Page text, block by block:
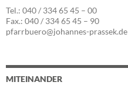
Tel.: 040 / 334 65 45 – 00
Fax.: 040 / 334 65 45 – 90
pfarrbuero@johannes-prassek.de
MITEINANDER